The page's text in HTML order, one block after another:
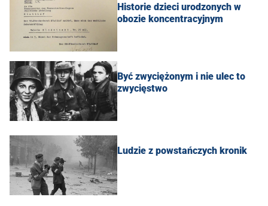
Historie dzieci urodzonych w
obozie koncentracyjnym
Być zwyciężonym i nie ulec to
zwycięstwo
Ludzie z powstańczych kronik